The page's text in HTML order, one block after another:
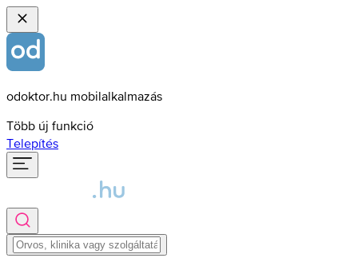
odoktor.hu mobilalkalmazás
Több új funkció
Telepítés